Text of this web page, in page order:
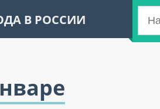
В РОССИИ